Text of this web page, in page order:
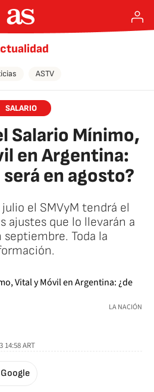
ASTV
SALARIO
Salario Mínimo,
en Argentina:
en agosto?
el SMVyM tendrá el
ajustes que lo llevarán a
Toda la
LA NACIÓN
14:58ART